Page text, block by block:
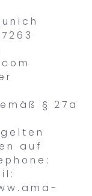
§ 27a
auf